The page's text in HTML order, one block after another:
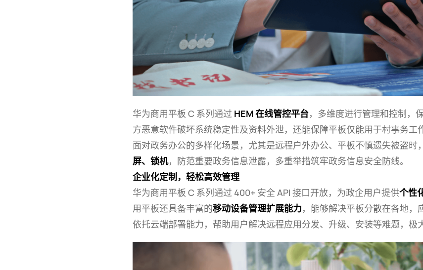
华为商用平板 C 系列通过 HEM 在线管控平台，多维度进行管理和控制，
方恶意软件破坏系统稳定性及资料外泄，还能保障平板仅能用于村事务工
面对政务办公的多样化场景，尤其是远程户外办公、平板不慎遗失被盗时
屏、锁机，防范重要政务信息泄露，多重举措筑牢政务信息安全防线。
企业化定制，轻松高效管理
华为商用平板 C 系列通过 400+ 安全 API 接口开放，为政企用户提供个性
用平板还具备丰富的移动设备管理扩展能力，能够解决平板分散在各地，
依托云端部署能力，帮助用户解决远程应用分发、升级、安装等难题，极